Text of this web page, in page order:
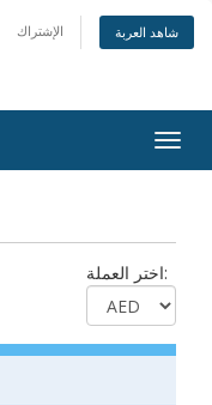
الإشتراك شاهد العربة
اختر العملة: